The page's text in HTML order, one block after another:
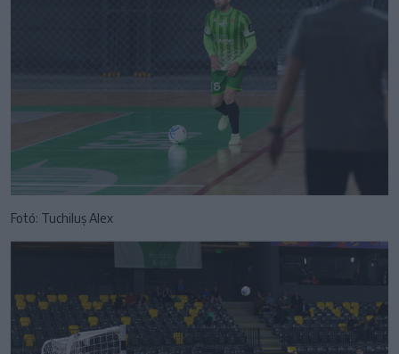
Fotó: Tuchiluș Alex